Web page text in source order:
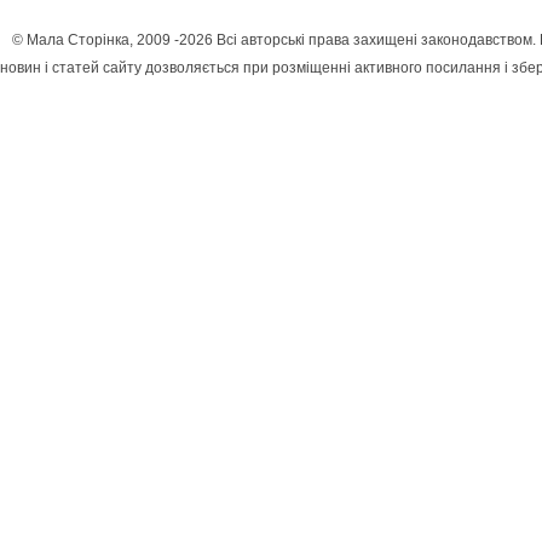
© Мала Сторінка, 2009 -2026 Всі авторські права захищені
новин і статей сайту дозволяється при розміщенні активного посилання і